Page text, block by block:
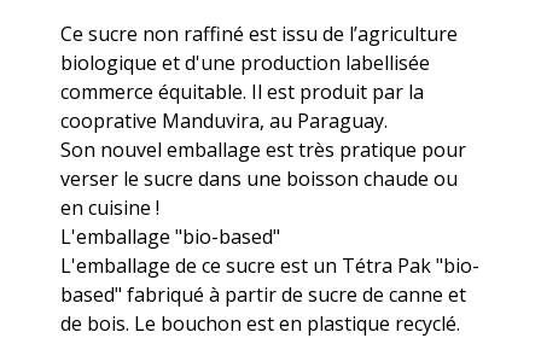
Ce sucre non raffiné est issu de l’agriculture
biologique et d'une production labellisée
commerce équitable. Il est produit par la
cooprative Manduvira, au Paraguay.
Son nouvel emballage est très pratique pour
verser le sucre dans une boisson chaude ou
en cuisine !
L'emballage "bio-based"
L'emballage de ce sucre est un Tétra Pak "bio-
based" fabriqué à partir de sucre de canne et
de bois. Le bouchon est en plastique recyclé.